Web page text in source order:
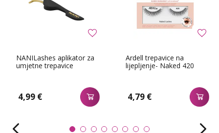
NANILashes aplikator za
umjetne trepavice
4,99 €
Ardell trepavice na
lijepljenje- Naked 420
4,79 €